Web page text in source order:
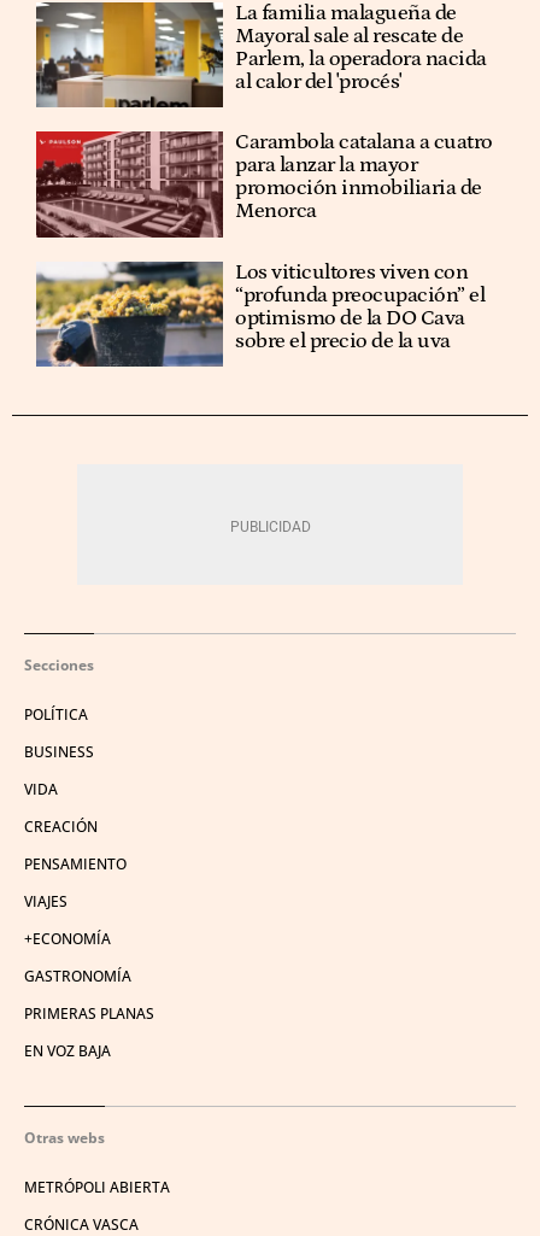
La familia malagueña de
Mayoral sale al rescate de
Parlem, la operadora nacida
al calor del 'procés'
Carambola catalana a cuatro
para lanzar la mayor
promoción inmobiliaria de
Menorca
Los viticultores viven con
“profunda preocupación” el
optimismo de la DO Cava
sobre el precio de la uva
Secciones
POLÍTICA
BUSINESS
VIDA
CREACIÓN
PENSAMIENTO
VIAJES
+ECONOMÍA
GASTRONOMÍA
PRIMERAS PLANAS
EN VOZ BAJA
Otras webs
METRÓPOLI ABIERTA
CRÓNICA VASCA